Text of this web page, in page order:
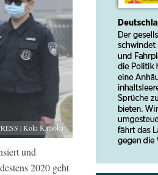
| Koki Kataoka
und
2020 geht